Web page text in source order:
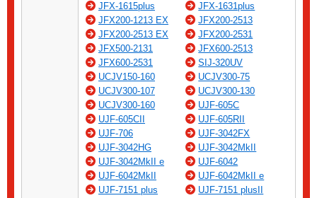
JFX-1615plus
JFX-1631plus
JFX200-1213 EX
JFX200-2513
JFX200-2513 EX
JFX200-2531
JFX500-2131
JFX600-2513
JFX600-2531
SIJ-320UV
UCJV150-160
UCJV300-75
UCJV300-107
UCJV300-130
UCJV300-160
UJF-605C
UJF-605CII
UJF-605RII
UJF-706
UJF-3042FX
UJF-3042HG
UJF-3042MkII
UJF-3042MkII e
UJF-6042
UJF-6042MkII
UJF-6042MkII e
UJF-7151 plus
UJF-7151 plusII